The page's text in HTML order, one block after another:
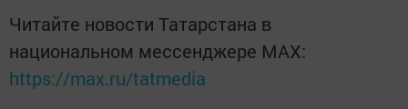
Читайте новости Татарстана в
национальном мессенджере MАХ:
https://max.ru/tatmedia